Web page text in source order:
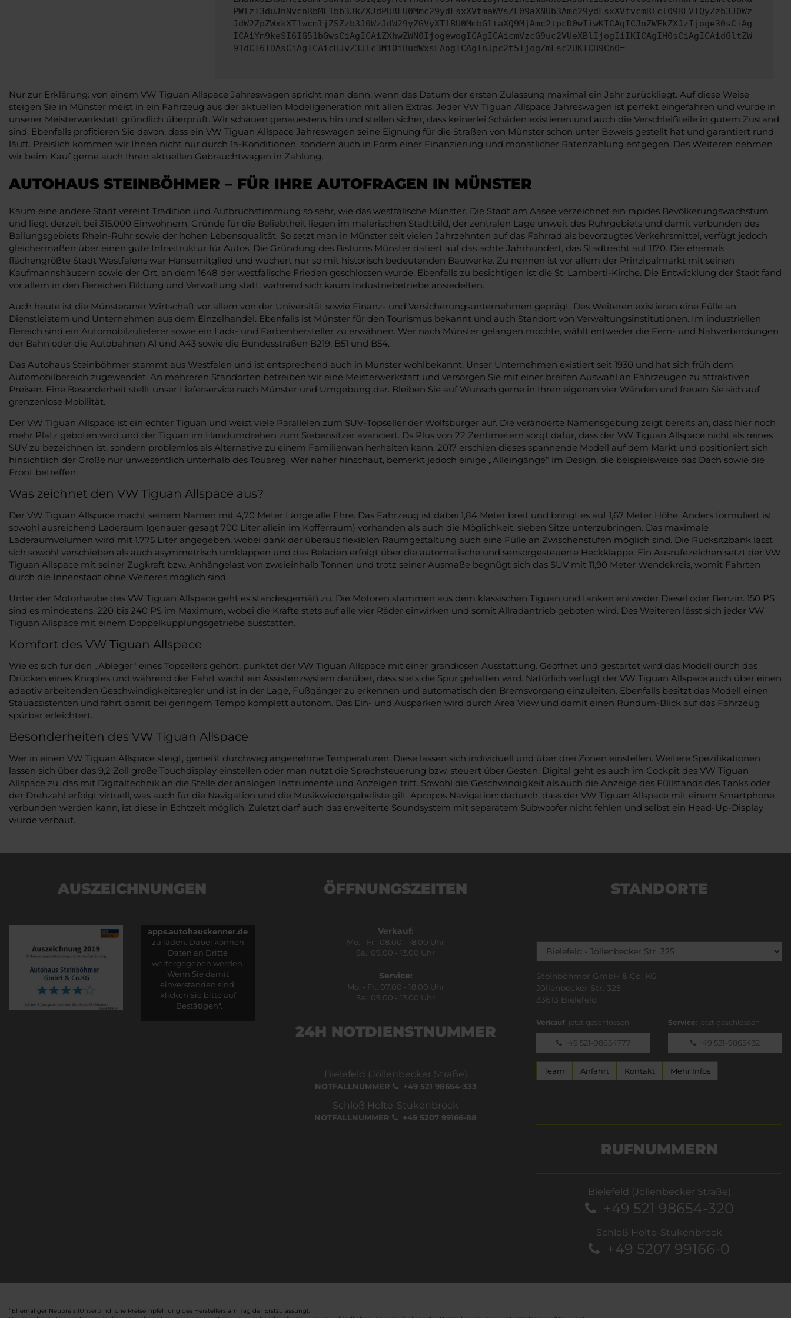
PWlzT3duJnNvcnRbMF1bb3JkZXJdPURFU0Mmc29ydFsxXVtmaWVsZF09aXNUb3Amc29ydFsxXVtvcmRlcl09REVTQyZzb3J0Wz
JdW2ZpZWxkXT1wcmljZSZzb3J0WzJdW29yZGVyXT1BU0MmbGltaXQ9MjAmc2tpcD0wIiwKICAgICJoZWFkZXJzIjoge30sCiAg
ICAiYm9keSI6IG51bGwsCiAgICAiZXhwZWN0IjogewogICAgICAicmVzcG9uc2VUeXBlIjogIiIKICAgIH0sCiAgICAidGltZW
91dCI6IDAsCiAgICAicHJvZ3Jlc3MiOiBudWxsLAogICAgInJpc2t5IjogZmFsc2UKICB9Cn0=
Nur zur Erklärung: von einem VW Tiguan Allspace Jahreswagen spricht man dann, wenn das Datum der ersten Zulassung maximal ein Jahr zurückliegt. Auf diese Weise
steigen Sie in Münster meist in ein Fahrzeug aus der aktuellen Modellgeneration mit allen Extras. Jeder VW Tiguan Allspace Jahreswagen ist perfekt eingefahren und wurde in
unserer Meisterwerkstatt gründlich überprüft. Wir schauen genauestens hin und stellen sicher, dass keinerlei Schäden existieren und auch die Verschleißteile in gutem Zustand
sind. Ebenfalls profitieren Sie davon, dass ein VW Tiguan Allspace Jahreswagen seine Eignung für die Straßen von Münster schon unter Beweis gestellt hat und garantiert rund
läuft. Preislich kommen wir Ihnen nicht nur durch 1a-Konditionen, sondern auch in Form einer Finanzierung und monatlicher Ratenzahlung entgegen. Des Weiteren nehmen
wir beim Kauf gerne auch Ihren aktuellen Gebrauchtwagen in Zahlung.
AUTOHAUS STEINBÖHMER – FÜR IHRE AUTOFRAGEN IN MÜNSTER
Kaum eine andere Stadt vereint Tradition und Aufbruchstimmung so sehr, wie das westfälische Münster. Die Stadt am Aasee verzeichnet ein rapides Bevölkerungswachstum
und liegt derzeit bei 315.000 Einwohnern. Gründe für die Beliebtheit liegen im malerischen Stadtbild, der zentralen Lage unweit des Ruhrgebiets und damit verbunden des
Ballungsgebiets Rhein-Ruhr sowie der hohen Lebensqualität. So setzt man in Münster seit vielen Jahrzehnten auf das Fahrrad als bevorzugtes Verkehrsmittel, verfügt jedoch
gleichermaßen über einen gute Infrastruktur für Autos. Die Gründung des Bistums Münster datiert auf das achte Jahrhundert, das Stadtrecht auf 1170. Die ehemals
flächengrößte Stadt Westfalens war Hansemitglied und wuchert nur so mit historisch bedeutenden Bauwerke. Zu nennen ist vor allem der Prinzipalmarkt mit seinen
Kaufmannshäusern sowie der Ort, an dem 1648 der westfälische Frieden geschlossen wurde. Ebenfalls zu besichtigen ist die St. Lamberti-Kirche. Die Entwicklung der Stadt fand
vor allem in den Bereichen Bildung und Verwaltung statt, während sich kaum Industriebetriebe ansiedelten.
Auch heute ist die Münsteraner Wirtschaft vor allem von der Universität sowie Finanz- und Versicherungsunternehmen geprägt. Des Weiteren existieren eine Fülle an
Dienstleistern und Unternehmen aus dem Einzelhandel. Ebenfalls ist Münster für den Tourismus bekannt und auch Standort von Verwaltungsinstitutionen. Im industriellen
Bereich sind ein Automobilzulieferer sowie ein Lack- und Farbenhersteller zu erwähnen. Wer nach Münster gelangen möchte, wählt entweder die Fern- und Nahverbindungen
der Bahn oder die Autobahnen A1 und A43 sowie die Bundesstraßen B219, B51 und B54.
Das Autohaus Steinböhmer stammt aus Westfalen und ist entsprechend auch in Münster wohlbekannt. Unser Unternehmen existiert seit 1930 und hat sich früh dem
Automobilbereich zugewendet. An mehreren Standorten betreiben wir eine Meisterwerkstatt und versorgen Sie mit einer breiten Auswahl an Fahrzeugen zu attraktiven
Preisen. Eine Besonderheit stellt unser Lieferservice nach Münster und Umgebung dar. Bleiben Sie auf Wunsch gerne in Ihren eigenen vier Wänden und freuen Sie sich auf
grenzenlose Mobilität.
Der VW Tiguan Allspace ist ein echter Tiguan und weist viele Parallelen zum SUV-Topseller der Wolfsburger auf. Die veränderte Namensgebung zeigt bereits an, dass hier noch
mehr Platz geboten wird und der Tiguan im Handumdrehen zum Siebensitzer avanciert. Ds Plus von 22 Zentimetern sorgt dafür, dass der VW Tiguan Allspace nicht als reines
SUV zu bezeichnen ist, sondern problemlos als Alternative zu einem Familienvan herhalten kann. 2017 erschien dieses spannende Modell auf dem Markt und positioniert sich
hinsichtlich der Größe nur unwesentlich unterhalb des Touareg. Wer näher hinschaut, bemerkt jedoch einige „Alleingänge“ im Design, die beispielsweise das Dach sowie die
Front betreffen.
Was zeichnet den VW Tiguan Allspace aus?
Der VW Tiguan Allspace macht seinem Namen mit 4,70 Meter Länge alle Ehre. Das Fahrzeug ist dabei 1,84 Meter breit und bringt es auf 1,67 Meter Höhe. Anders formuliert ist
sowohl ausreichend Laderaum (genauer gesagt 700 Liter allein im Kofferraum) vorhanden als auch die Möglichkeit, sieben Sitze unterzubringen. Das maximale
Laderaumvolumen wird mit 1.775 Liter angegeben, wobei dank der überaus flexiblen Raumgestaltung auch eine Fülle an Zwischenstufen möglich sind. Die Rücksitzbank lässt
sich sowohl verschieben als auch asymmetrisch umklappen und das Beladen erfolgt über die automatische und sensorgesteuerte Heckklappe. Ein Ausrufezeichen setzt der VW
Tiguan Allspace mit seiner Zugkraft bzw. Anhängelast von zweieinhalb Tonnen und trotz seiner Ausmaße begnügt sich das SUV mit 11,90 Meter Wendekreis, womit Fahrten
durch die Innenstadt ohne Weiteres möglich sind.
Unter der Motorhaube des VW Tiguan Allspace geht es standesgemäß zu. Die Motoren stammen aus dem klassischen Tiguan und tanken entweder Diesel oder Benzin. 150 PS
sind es mindestens, 220 bis 240 PS im Maximum, wobei die Kräfte stets auf alle vier Räder einwirken und somit Allradantrieb geboten wird. Des Weiteren lässt sich jeder VW
Tiguan Allspace mit einem Doppelkupplungsgetriebe ausstatten.
Komfort des VW Tiguan Allspace
Wie es sich für den „Ableger“ eines Topsellers gehört, punktet der VW Tiguan Allspace mit einer grandiosen Ausstattung. Geöffnet und gestartet wird das Modell durch das
Drücken eines Knopfes und während der Fahrt wacht ein Assistenzsystem darüber, dass stets die Spur gehalten wird. Natürlich verfügt der VW Tiguan Allspace auch über einen
adaptiv arbeitenden Geschwindigkeitsregler und ist in der Lage, Fußgänger zu erkennen und automatisch den Bremsvorgang einzuleiten. Ebenfalls besitzt das Modell einen
Stauassistenten und fährt damit bei geringem Tempo komplett autonom. Das Ein- und Ausparken wird durch Area View und damit einen Rundum-Blick auf das Fahrzeug
spürbar erleichtert.
Besonderheiten des VW Tiguan Allspace
Wer in einen VW Tiguan Allspace steigt, genießt durchweg angenehme Temperaturen. Diese lassen sich individuell und über drei Zonen einstellen. Weitere Spezifikationen
lassen sich über das 9,2 Zoll große Touchdisplay einstellen oder man nutzt die Sprachsteuerung bzw. steuert über Gesten. Digital geht es auch im Cockpit des VW Tiguan
Allspace zu, das mit Digitaltechnik an die Stelle der analogen Instrumente und Anzeigen tritt. Sowohl die Geschwindigkeit als auch die Anzeige des Füllstands des Tanks oder
der Drehzahl erfolgt virtuell, was auch für die Navigation und die Musikwiedergabeliste gilt. Apropos Navigation: dadurch, dass der VW Tiguan Allspace mit einem Smartphone
verbunden werden kann, ist diese in Echtzeit möglich. Zuletzt darf auch das erweiterte Soundsystem mit separatem Subwoofer nicht fehlen und selbst ein Head-Up-Display
wurde verbaut.
AUSZEICHNUNGEN
apps.autohauskenner.de
zu laden. Dabei können
Daten an Dritte
weitergegeben werden.
Wenn Sie damit
einverstanden sind,
klicken Sie bitte auf
"Bestätigen".
ÖFFNUNGSZEITEN
Verkauf:
Mo. - Fr.: 08.00 - 18.00 Uhr
Sa.: 09.00 - 13.00 Uhr
Service:
Mo. - Fr.: 07.00 - 18.00 Uhr
Sa.: 09.00 - 13.00 Uhr
24H NOTDIENSTNUMMER
Bielefeld (Jöllenbecker Straße)
NOTFALLNUMMER +49 521 98654-333
Schloß Holte-Stukenbrock
NOTFALLNUMMER +49 5207 99166-88
STANDORTE
Steinböhmer GmbH & Co. KG
Jöllenbecker Str. 325
33613 Bielefeld
Verkauf: jetzt geschlossen
+49 521-98654777
Service: jetzt geschlossen
+49 521-9865432
Team Anfahrt Kontakt Mehr Infos
RUFNUMMERN
Bielefeld (Jöllenbecker Straße)
+49 521 98654-320
Schloß Holte-Stukenbrock
+49 5207 99166-0
1 Ehemaliger Neupreis (Unverbindliche Preisempfehlung des Herstellers am Tag der Erstzulassung).